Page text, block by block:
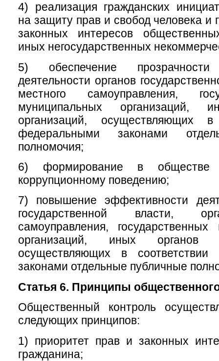
4) реализация гражданских
на защиту прав и свобод человека и
законных интересов
иных негосударственных
5) обеспечение
деятельности органов
местного самоуправления,
муниципальных организаций,
организаций, осуществляющих
федеральными законами
полномочия;
6) формирование в обществе
коррупционному поведению;
7) повышение эффективности
государственной власти,
самоуправления,
организаций, иных органов
осуществляющих в
законами отдельные публичные
Статья 6. Принципы
Общественный контроль
следующих принципов:
1) приоритет прав и законных
гражданина;